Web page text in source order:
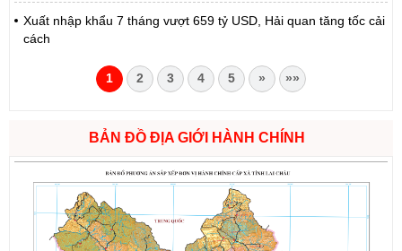
Xuất nhập khẩu 7 tháng vượt 659 tỷ USD, Hải quan tăng tốc cải
cách
1 2 3 4 5 » »»
BẢN ĐỒ ĐỊA GIỚI HÀNH CHÍNH